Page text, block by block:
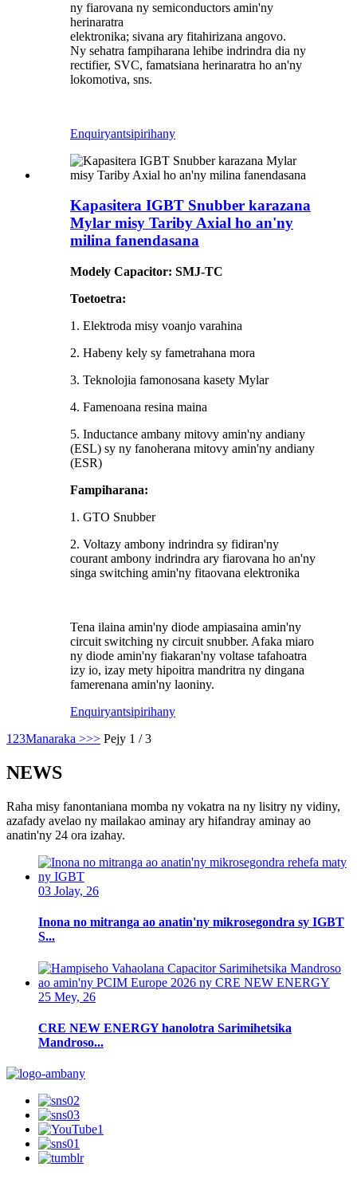
ny fiarovana ny semiconductors amin'ny
herinaratra
elektronika; sivana ary fitahirizana angovo.
Ny sehatra fampiharana lehibe indrindra dia ny
rectifier, SVC, famatsiana herinaratra ho an'ny
lokomotiva, sns.
Enquiryantsipirihany
Kapasitera IGBT Snubber karazana
Mylar misy Tariby Axial ho an'ny
milina fanendasana
Modely Capacitor: SMJ-TC
Toetoetra:
1. Elektroda misy voanjo varahina
2. Habeny kely sy fametrahana mora
3. Teknolojia famonosana kasety Mylar
4. Famenoana resina maina
5. Inductance ambany mitovy amin'ny andiany
(ESL) sy ny fanoherana mitovy amin'ny andiany
(ESR)
Fampiharana:
1. GTO Snubber
2. Voltazy ambony indrindra sy fidiran'ny
courant ambony indrindra ary fiarovana ho an'ny
singa switching amin'ny fitaovana elektronika
Tena ilaina amin'ny diode ampiasaina amin'ny
circuit switching ny circuit snubber. Afaka miaro
ny diode amin'ny fiakaran'ny voltase tafahoatra
izy io, izay mety hipoitra mandritra ny dingana
famerenana amin'ny laoniny.
Enquiryantsipirihany
1 23Manaraka >>> Pejy 1 / 3
NEWS
Raha misy fanontaniana momba ny vokatra na ny lisitry ny vidiny,
azafady avelao ny mailakao aminay ary hifandray aminay ao
anatin'ny 24 ora izahay.
03 Jolay, 26
Inona no mitranga ao anatin'ny mikrosegondra sy IGBT
S...
25 Mey, 26
CRE NEW ENERGY hanolotra Sarimihetsika
Mandroso...